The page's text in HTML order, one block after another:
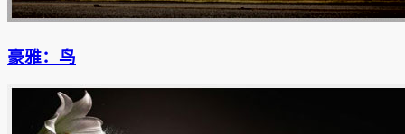
豪雅：鸟